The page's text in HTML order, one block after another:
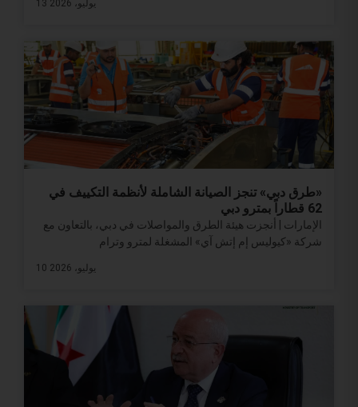
13 يوليو، 2026
«طرق دبي» تنجز الصيانة الشاملة لأنظمة التكييف في
62 قطاراً بمترو دبي
الإمارات | أنجزت هيئة الطرق والمواصلات في دبي، بالتعاون مع
شركة «كيوليس إم إتش آي» المشغلة لمترو وترام
10 يوليو، 2026